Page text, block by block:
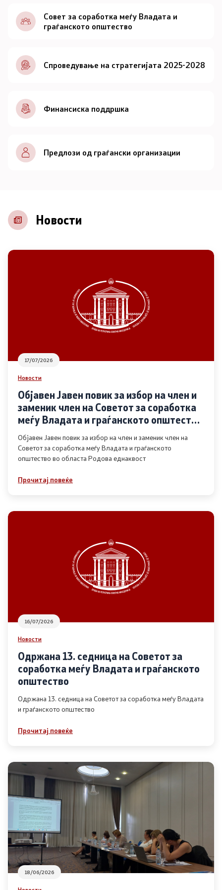
Документи
Совет
За советот
Документи
Записници и дневни редови од седниците на
Советот
Контакт
Основање на здружение
Дијалог меѓу Владата и граѓанскиот сектор
Отворени денови за иницијативи на граѓанските
организации
Финансиска поддршка
Извештаи
Список на ОЈИ
Контакт
Контакт
Линкови
Изјава за пристапност
Со еден клик до сите услуги
Совет за соработка меѓу Владата и
граѓанското општество
Спроведување на стратегијата 2025-2028
Финансиска поддршка
Предлози од граѓански организации
Новости
17/07/2026
Новости
Објавен Јавен повик за избор на член и
заменик член на Советот за соработка
меѓу Владата и граѓанското општество
во областа Родова еднаквост
Објавен Јавен повик за избор на член и заменик член на
Советот за соработка меѓу Владата и граѓанското
општество во областа Родова еднаквост
Прочитај повеќе
16/07/2026
Новости
Одржана 13. седница на Советот за
соработка меѓу Владата и граѓанското
општество
Одржана 13. седница на Советот за соработка меѓу Владата
и граѓанското општество
Прочитај повеќе
18/06/2026